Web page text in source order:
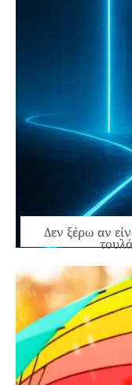
Δεν ξέρω αν